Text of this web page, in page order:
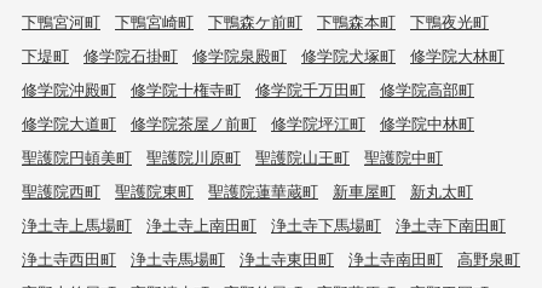
下鴨宮河町
下鴨宮崎町 下鴨森ケ前町 下鴨森本町
下鴨夜光町
下堤町
修学院石掛町 修学院泉殿町 修学院犬塚町
修学院大林町
修学院沖殿町
修学院十権寺町 修学院千万田町
修学院高部町
修学院大道町
修学院茶屋ノ前町 修学院坪江町
修学院中林町
聖護院円頓美町
聖護院川原町 聖護院山王町
聖護院中町
聖護院西町
聖護院東町 聖護院蓮華蔵町 新車屋町
新丸太町
浄土寺上馬場町
浄土寺上南田町 浄土寺下馬場町
浄土寺下南田町
浄土寺西田町
浄土寺馬場町 浄土寺東田町 浄土寺南田町
高野泉町